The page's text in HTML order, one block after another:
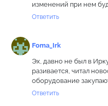
изменений при нем
Ответить
Foma_Irk
Эх, давно не был в
разивается, читал
оборудование
Ответить